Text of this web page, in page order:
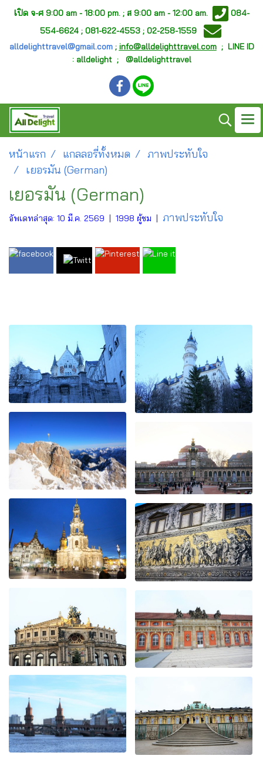
เปิด จ-ศ 9:00 am - 18:00 pm. ; ส 9:00 am - 12:00 am.
084-
554-6624 ; 081-622-4553 ; 02-258-1559
alldelighttravel@gmail.com; info@alldelighttravel.com; LINE ID
: alldelight ; @alldelighttravel
หน้าแรก แกลลอรี่ทั้งหมด
ภาพประทับใจ
เยอรมัน (German)
เยอรมัน (German)
อัพเดทล่าสุด: 10 มี.ค. 2569 | 1998 ผู้ชม | ภาพประทับใจ